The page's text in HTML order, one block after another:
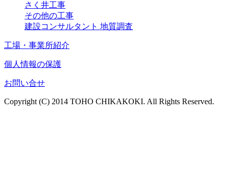
さく井工事
その他の工事
建設コンサルタント 地質調査
工場・事業所紹介
個人情報の保護
お問い合せ
Copyright (C) 2014 TOHO CHIKAKOKI. All Rights Reserved.